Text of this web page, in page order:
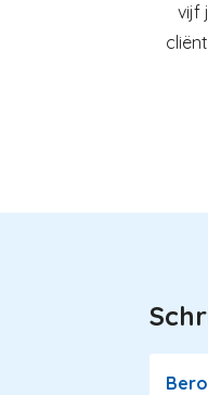
vijf